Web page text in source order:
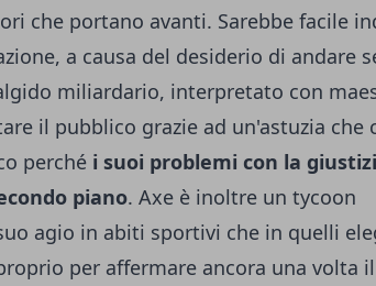
che portano avanti. Sarebbe facile
a causa del desiderio di andare
miliardario, interpretato con
il pubblico grazie ad un'astuzia che
perché i suoi problemi con la
piano. Axe è inoltre un tycoon
agio in abiti sportivi che in quelli
per affermare ancora una volta